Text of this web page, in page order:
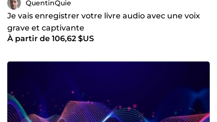
QuentinQuie
Je vais enregistrer votre livre audio avec une voix
grave et captivante
À partir de 106,62 $US